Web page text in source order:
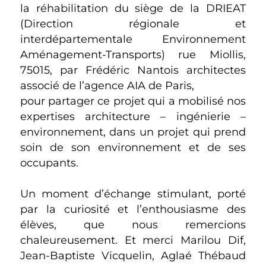
la réhabilitation du siège de la DRIEAT
(Direction régionale et
interdépartementale Environnement
Aménagement-Transports) rue Miollis,
75015, par Frédéric Nantois architectes
associé de l’agence AIA de Paris,
pour partager ce projet qui a mobilisé nos
expertises architecture – ingénierie –
environnement, dans un projet qui prend
soin de son environnement et de ses
occupants.
Un moment d’échange stimulant, porté
par la curiosité et l’enthousiasme des
élèves, que nous remercions
chaleureusement. Et merci Marilou Dif,
Jean-Baptiste Vicquelin, Aglaé Thébaud